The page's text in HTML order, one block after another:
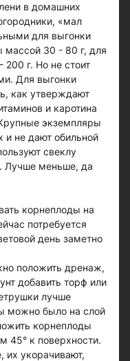
в домашних
«мал
для выгонки
массой 30 - 80 г, для
г. Но не стоит
Для выгонки
как утверждают
и каротина
экземпляры
и не дают обильной
свеклу
Лучше меньше, да
корнеплоды на
потребуется
день заметно
положить дренаж,
добавить торф или
лучше
можно было на слой
корнеплоды
45° к поверхности.
их укорачивают,